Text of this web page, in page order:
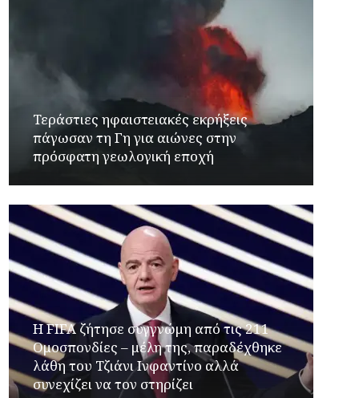
Τεράστιες ηφαιστειακές εκρήξεις
πάγωσαν τη Γη για αιώνες στην
πρόσφατη γεωλογική εποχή
Η FIFA ζήτησε συγγνώμη από τις 211
Ομοσπονδίες – μέλη της, παραδέχθηκε
λάθη του Τζιάνι Ινφαντίνο αλλά
συνεχίζει να τον στηρίζει